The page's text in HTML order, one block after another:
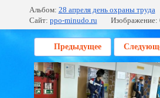
Альбом: 28 апреля день охраны труда
Сайт: ppo-minudo.ru Изображение:
Предыдущее